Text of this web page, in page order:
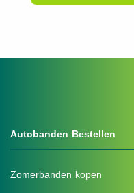
Autobanden Bestellen
Zomerbanden kopen